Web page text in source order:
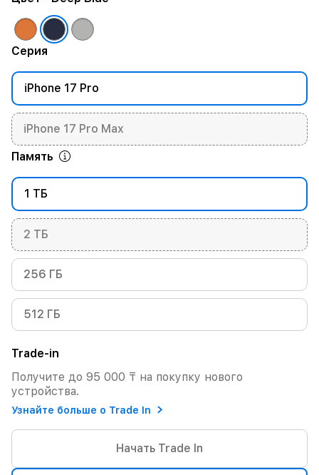
Серия
iPhone 17 Pro
iPhone 17 Pro Max
Память
1 ТБ
2 ТБ
256 ГБ
512 ГБ
Trade-in
Получите до 95 000 ₸ на покупку нового
устройства.
Узнайте больше о Trade In
Начать Trade In